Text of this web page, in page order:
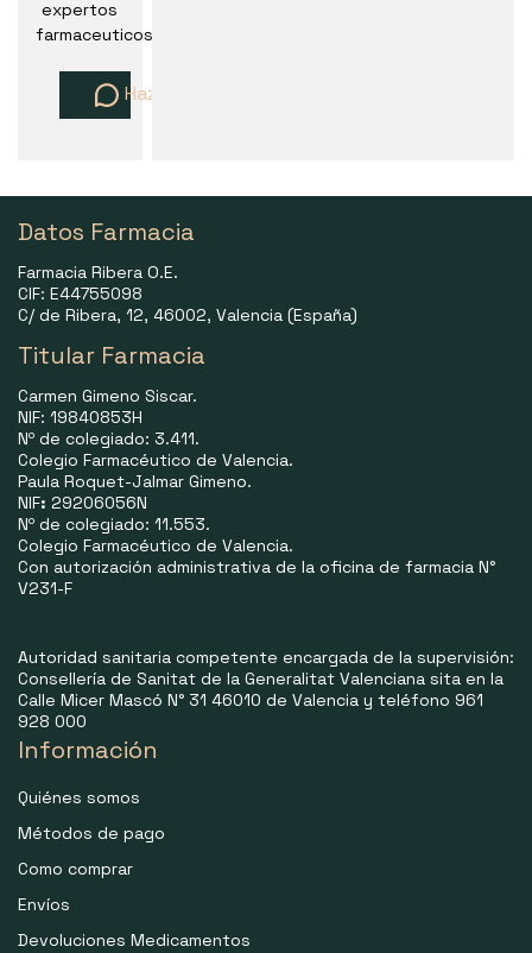
expertos
farmaceuticos
Haz una pregunta
Datos Farmacia
Farmacia Ribera O.E.
CIF: E44755098
C/ de Ribera, 12, 46002, Valencia (España)
Titular Farmacia
Carmen Gimeno Siscar.
NIF: 19840853H
Nº de colegiado: 3.411.
Colegio Farmacéutico de Valencia.
Paula Roquet-Jalmar Gimeno.
NIF: 29206056N
Nº de colegiado: 11.553.
Colegio Farmacéutico de Valencia.
Con autorización administrativa de la oficina de farmacia N°
V231-F
Autoridad sanitaria competente encargada de la supervisión:
Consellería de Sanitat de la Generalitat Valenciana sita en la
Calle Micer Mascó N° 31 46010 de Valencia y teléfono 961
928 000
Información
Quiénes somos
Métodos de pago
Como comprar
Envíos
Devoluciones Medicamentos